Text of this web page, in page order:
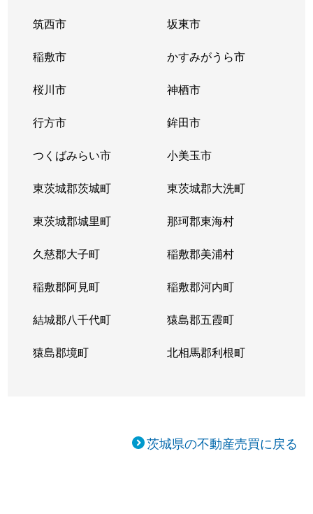
筑西市 坂東市
稲敷市 かすみがうら市
桜川市 神栖市
行方市 鉾田市
つくばみらい市 小美玉市
東茨城郡茨城町 東茨城郡大洗町
東茨城郡城里町 那珂郡東海村
久慈郡大子町 稲敷郡美浦村
稲敷郡阿見町 稲敷郡河内町
結城郡八千代町 猿島郡五霞町
猿島郡境町 北相馬郡利根町
茨城県の不動産売買に戻る